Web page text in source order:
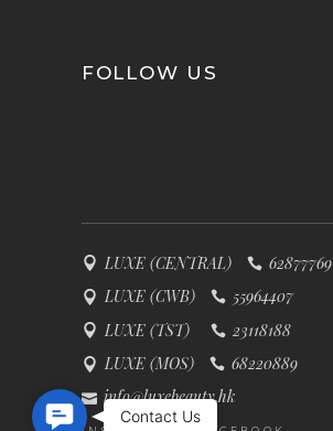
FOLLOW US
LUXE (CENTRAL)
62877769
LUXE (CWB)
55964407
LUXE (TST)
23118188
LUXE (MOS)
68220889
info@luxebeauty.hk
Contact UsContact Us